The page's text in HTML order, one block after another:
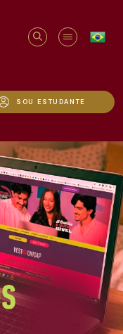
SOU ESTUDANTE